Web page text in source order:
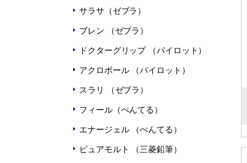
サラサ（ゼブラ）
ブレン （ゼブラ）
ドクターグリップ （パイロット）
アクロボール （パイロット）
スラリ （ゼブラ）
フィール（ぺんてる）
エナージェル （ぺんてる）
ピュアモルト （三菱鉛筆）